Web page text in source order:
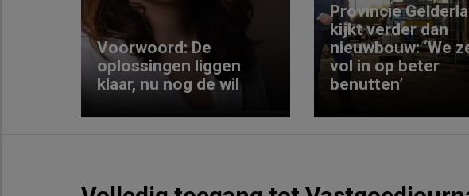
Voorwoord: De
oplossingen liggen
klaar, nu nog de wil
Provincie
kijkt verder dan
nieuwbouw: ‘We
vol in op beter
benutten’